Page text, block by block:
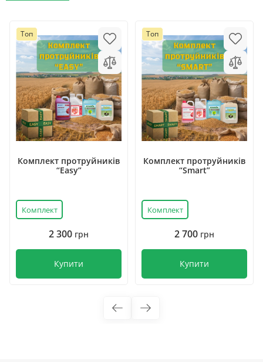
Топ
Комплект протруйників
“Easy”
Комплект
2 300 грн
Купити
Топ
Комплект протруйників
“Smart”
Комплект
2 700 грн
Купити